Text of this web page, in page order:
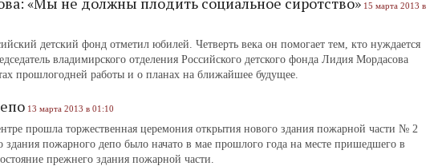
15 марта 2013 в
детский фонд отметил юбилей. Четверть века он помогает тем, кто нуждается
владимирского отделения Российского детского фонда Лидия Мордасова
прошлогодней работы и о планах на ближайшее будущее.
13 марта 2013 в 01:10
прошла торжественная церемония открытия нового здания пожарной части № 2
здания пожарного депо было начато в мае прошлого года на месте пришедшего в
прежнего здания пожарной части.